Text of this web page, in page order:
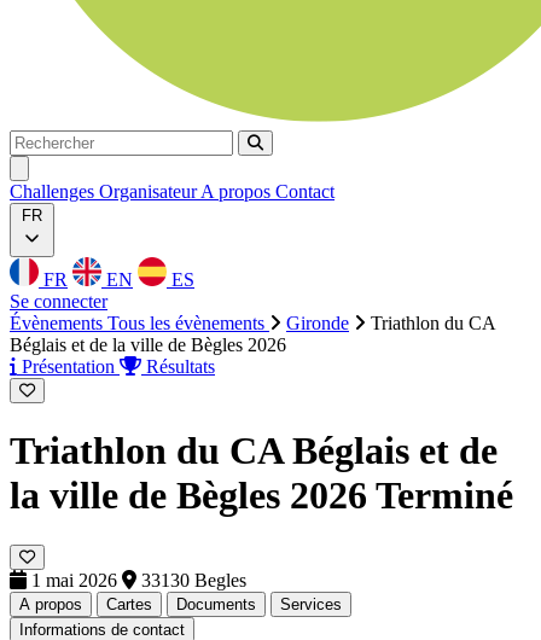
Rechercher
Rechercher
Challenges OrganisateurA propos Contact
FR
FR EN
ES
Se connecter
Évènements Tous les évènements Gironde
Triathlon du CA
Béglais et de la ville de Bègles 2026
Présentation
Résultats
Triathlon du CA Béglais et de
la ville de Bègles 2026 Terminé
1 mai 2026 33130 Begles
A propos Cartes Documents
Services
Informations de contact